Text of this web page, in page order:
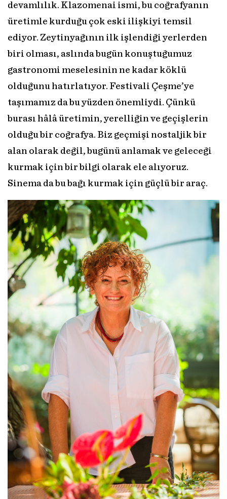
devamlılık. Klazomenai ismi, bu coğrafyanın
üretimle kurduğu çok eski ilişkiyi temsil
ediyor. Zeytinyağının ilk işlendiği yerlerden
biri olması, aslında bugün konuştuğumuz
gastronomi meselesinin ne kadar köklü
olduğunu hatırlatıyor. Festivali Çeşme’ye
taşımamız da bu yüzden önemliydi. Çünkü
burası hâlâ üretimin, yerelliğin ve geçişlerin
olduğu bir coğrafya. Biz geçmişi nostaljik bir
alan olarak değil, bugünü anlamak ve geleceği
kurmak için bir bilgi olarak ele alıyoruz.
Sinema da bu bağı kurmak için güçlü bir araç.